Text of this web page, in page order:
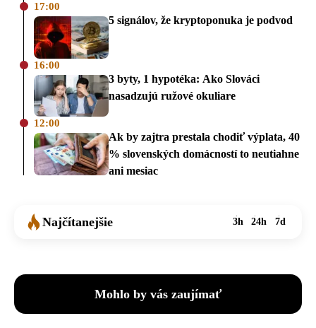
17:00
5 signálov, že kryptoponuka je podvod
16:00
3 byty, 1 hypotéka: Ako Slováci
nasadzujú ružové okuliare
12:00
Ak by zajtra prestala chodiť výplata, 40
% slovenských domácností to neutiahne
ani mesiac
Najčítanejšie 3h 24h 7d
Mohlo by vás zaujímať